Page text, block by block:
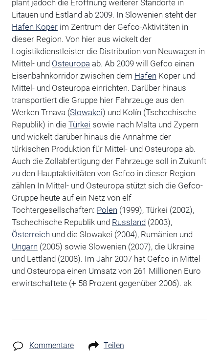
plant jedoch die Eröffnung weiterer Standorte in
Litauen und Estland ab 2009. In Slowenien steht der
Hafen Koperim Zentrum der Gefco-Aktivitäten in
dieser Region. Von hier aus wickelt der
Logistikdienstleister die Distribution von Neuwagen in
Mittel- und Osteuropa ab. Ab 2009 will Gefco einen
Eisenbahnkorridor zwischen dem Hafen Koper und
Mittel- und Osteuropa einrichten. Darüber hinaus
transportiert die Gruppe hier Fahrzeuge aus den
Werken Trnava (Slowakei) und Kolín (Tschechische
Republik) in die Türkei sowie nach Malta und Zypern
und wickelt darüber hinaus die Annahme der
türkischen Produktion für Mittel- und Osteuropa ab.
Auch die Zollabfertigung der Fahrzeuge soll in Zukunft
zu den Hauptaktivitäten von Gefco in dieser Region
zählen In Mittel- und Osteuropa stützt sich die Gefco-
Gruppe heute auf ein Netz von elf
Tochtergesellschaften: Polen (1999), Türkei (2002),
Tschechische Republik und Russland(2003),
Österreich und die Slowakei (2004), Rumänien und
Ungarn (2005) sowie Slowenien (2007), die Ukraine
und Lettland (2008). Im Jahr 2007 hat Gefco in Mittel-
und Osteuropa einen Umsatz von 261 Millionen Euro
erwirtschaftete (+ 58 Prozent gegenüber 2006). ak
Kommentare Teilen